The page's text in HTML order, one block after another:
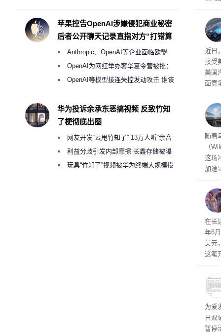
事
给
近日
接受
美国
面竞
性。
经
随着
（
这场
加速
物
毁，
评
米，
上。
依
在长
年6
美元
这笔
称
器、
事
行官
容体
为爱
日双
暂停
度
苹果控告OpenAI涉嫌侵犯商业秘密
后者公开聊天记录直指对方“打错算
Anthropic、OpenAI等企业面临欧盟
《人工智能法案》全新执法权限审查
OpenAI为网红举办奢华夏令营被批：
2000美元一晚 遭讽“反乌托邦”
OpenAI等模型接连失控发动攻击 谁该
华为投诉余承东恶搞视频 反致竹知
了梗彻底出圈
网友开发“云甩竹知了” 13万人听“余音
绕梁”利益分歧引发内部摩擦 长鑫存储被曝
曾将华为驻场工程师驱逐出研发基地
玩具“竹知了”视频被华为终端大规模投